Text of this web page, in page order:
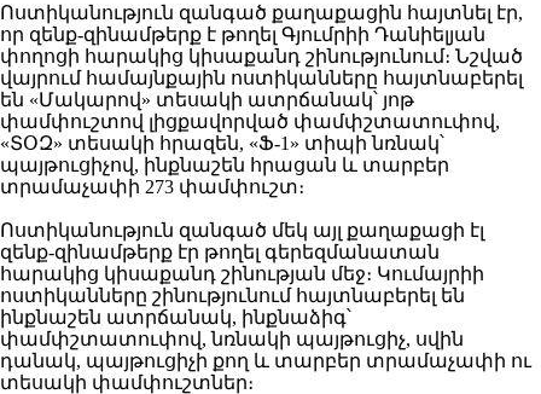
Ոստիկանություն զանգած քաղաքացին հայտնել էր,
որ զենք-զինամթերք է թողել Գյումրիի Դանիելյան
փողոցի հարակից կիսաքանդ շինությունում։ Նշված
վայրում համայնքային ոստիկանները հայտնաբերել
են «Մակարով» տեսակի ատրճանակ՝ յոթ
փամփուշտով լիցքավորված փամփշտատուփով,
«ՏՕԶ» տեսակի հրազեն, «Ֆ-1» տիպի նռնակ՝
պայթուցիչով, ինքնաշեն հրացան և տարբեր
տրամաչափի 273 փամփուշտ։
Ոստիկանություն զանգած մեկ այլ քաղաքացի էլ
զենք-զինամթերք էր թողել գերեզմանատան
հարակից կիսաքանդ շինության մեջ։ Կումայրիի
ոստիկանները շինությունում հայտնաբերել են
ինքնաշեն ատրճանակ, ինքնաձիգ՝
փամփշտատուփով, նռնակի պայթուցիչ, սվին
դանակ, պայթուցիչի քող և տարբեր տրամաչափի ու
տեսակի փամփուշտներ։